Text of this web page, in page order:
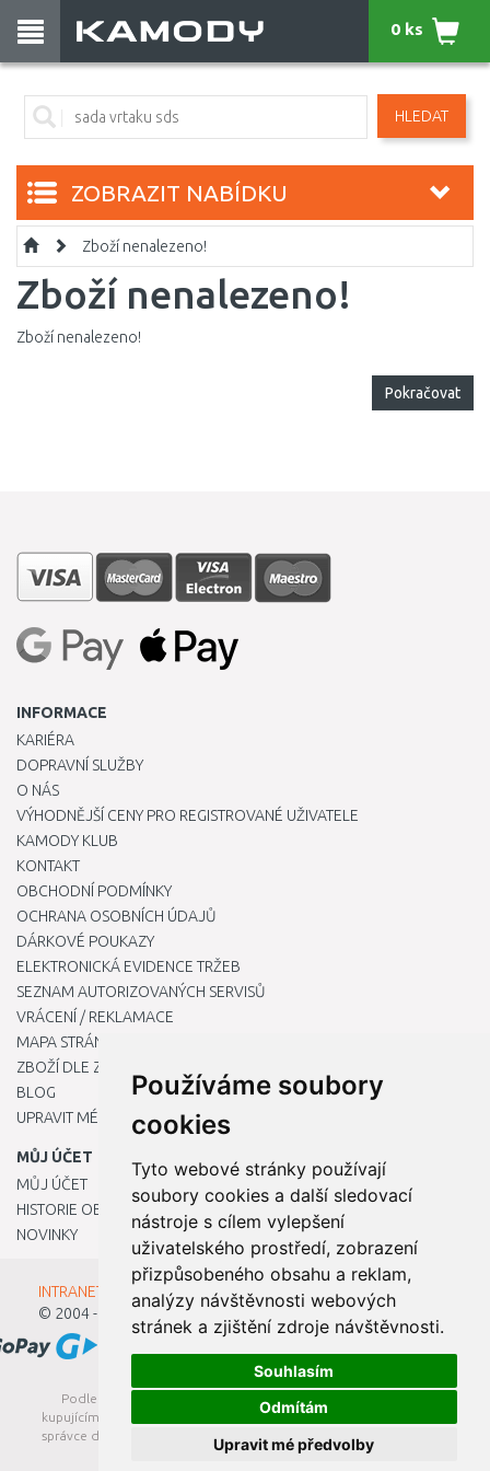
Používáme soubory
cookies
Tyto webové stránky používají
soubory cookies a další sledovací
nástroje s cílem vylepšení
uživatelského prostředí, zobrazení
přizpůsobeného obsahu a reklam,
analýzy návštěvnosti webových
stránek a zjištění zdroje návštěvnosti.
Souhlasím
Odmítám
Upravit mé předvolby
HLEDAT
0 ks
ZOBRAZIT NABÍDKU
Zboží nenalezeno!
Zboží nenalezeno!
Zboží nenalezeno!
Pokračovat
INFORMACE
KARIÉRA
DOPRAVNÍ SLUŽBY
O NÁS
VÝHODNĚJŠÍ CENY PRO REGISTROVANÉ UŽIVATELE
KAMODY KLUB
KONTAKT
OBCHODNÍ PODMÍNKY
OCHRANA OSOBNÍCH ÚDAJŮ
DÁRKOVÉ POUKAZY
ELEKTRONICKÁ EVIDENCE TRŽEB
SEZNAM AUTORIZOVANÝCH SERVISŮ
VRÁCENÍ / REKLAMACE
MAPA STRÁNKY
ZBOŽÍ DLE ZNAČEK
BLOG
UPRAVIT MÉ PŘEDVOLBY COOKIES
MŮJ ÚČET
MŮJ ÚČET
HISTORIE OBJEDNÁVEK
NOVINKY
INTRANET - Přihlášení pro zaměstnance
© 2004 - 2026
Kamody s.r.o.
Podle zákona o evidenci tržeb je prodávající povinen vystavit
kupujícímu účtenku. Zároveň je povinen zaevidovat přijatou tržbu u
správce daně online; v případě technického výpadku pak nejpozději
do 48 hodin.